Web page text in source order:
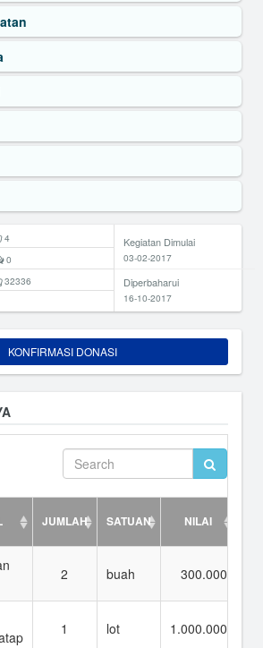
4
0
32336
Kegiatan Dimulai
03-02-2017
Diperbaharui
16-10-2017
KONFIRMASI DONASI
JUMLAH SATUAN NILAI
2 buah 300.000
1 lot 1.000.000